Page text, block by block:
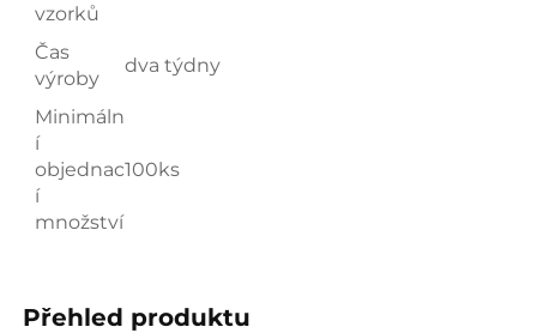
vzorků
Čas
výroby
dva týdny
Minimáln
í
objednac
í
množství
100ks
Přehled produktu